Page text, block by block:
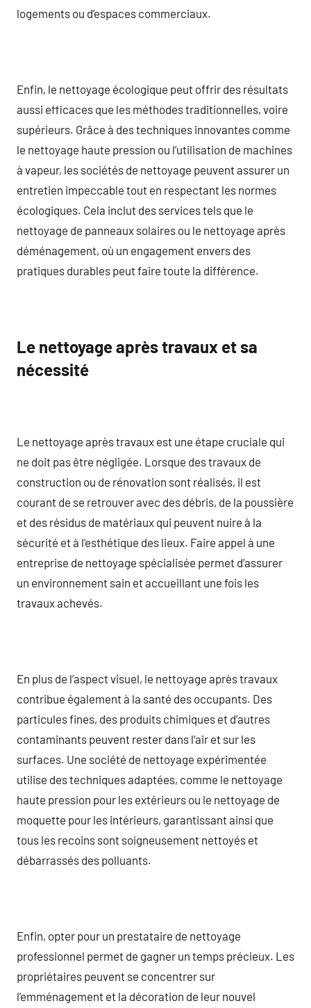
logements ou d’espaces commerciaux.
Enfin, le nettoyage écologique peut offrir des résultats
aussi efficaces que les méthodes traditionnelles, voire
supérieurs. Grâce à des techniques innovantes comme
le nettoyage haute pression ou l’utilisation de machines
à vapeur, les sociétés de nettoyage peuvent assurer un
entretien impeccable tout en respectant les normes
écologiques. Cela inclut des services tels que le
nettoyage de panneaux solaires ou le nettoyage après
déménagement, où un engagement envers des
pratiques durables peut faire toute la différence.
Le nettoyage après travaux et sa
nécessité
Le nettoyage après travaux est une étape cruciale qui
ne doit pas être négligée. Lorsque des travaux de
construction ou de rénovation sont réalisés, il est
courant de se retrouver avec des débris, de la poussière
et des résidus de matériaux qui peuvent nuire à la
sécurité et à l’esthétique des lieux. Faire appel à une
entreprise de nettoyage spécialisée permet d’assurer
un environnement sain et accueillant une fois les
travaux achevés.
En plus de l’aspect visuel, le nettoyage après travaux
contribue également à la santé des occupants. Des
particules fines, des produits chimiques et d’autres
contaminants peuvent rester dans l’air et sur les
surfaces. Une société de nettoyage expérimentée
utilise des techniques adaptées, comme le nettoyage
haute pression pour les extérieurs ou le nettoyage de
moquette pour les intérieurs, garantissant ainsi que
tous les recoins sont soigneusement nettoyés et
débarrassés des polluants.
Enfin, opter pour un prestataire de nettoyage
professionnel permet de gagner un temps précieux. Les
propriétaires peuvent se concentrer sur
l’emménagement et la décoration de leur nouvel